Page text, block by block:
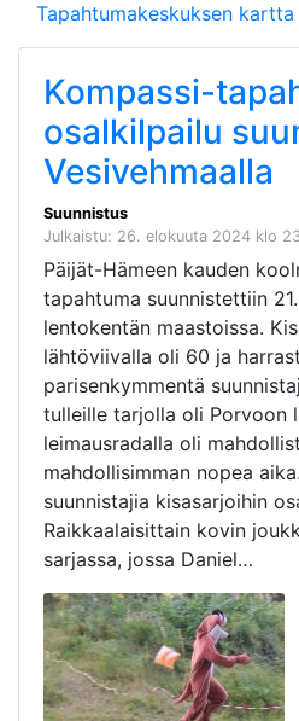
Tapahtumakeskuksen kartta
Kompassi-
osalkilpailu
Vesivehmaalla
Suunnistus
Julkaistu: 26. elokuuta 2024 klo
Päijät-Hämeen kauden
tapahtuma suunnistettiin
lentokentän maastoissa.
lähtöviivalla oli 60 ja
parisenkymmentä
tulleille tarjolla oli Porvoon
leimausradalla oli
mahdollisimman nopea
suunnistajia kisasarjoihin
Raikkaalaisittain kovin
sarjassa, jossa Daniel…